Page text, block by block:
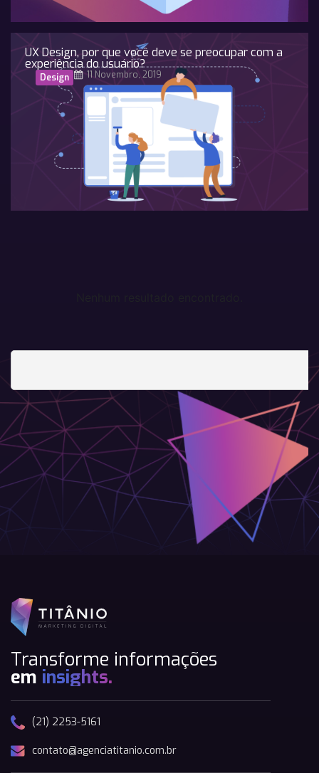
UX Design, por que você deve se preocupar com a
experiência do usuário?
Design 11 Novembro, 2019
Transforme informações
em insights.
(21) 2253-5161
contato@agenciatitanio.com.br